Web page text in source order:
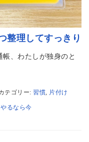
整理してすっきり
、わたしが独身のと
テゴリー: 習慣, 片付け
やるなら今